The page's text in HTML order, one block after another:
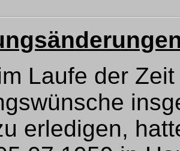
Laufe der
erledigen,